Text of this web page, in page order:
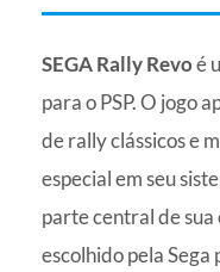
SEGA Rally Revoé
para o PSP. O jogo
de rally clássicos e
especial em seu
parte central de sua
escolhido pela